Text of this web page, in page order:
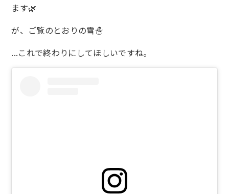
ます🌿
が、ご覧のとおりの雪☃️
...これで終わりにしてほしいですね。